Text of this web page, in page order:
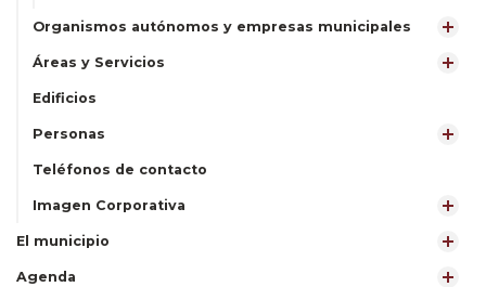
Organismos autónomos y empresas municipales
Áreas y Servicios
Edificios
Personas
Teléfonos de contacto
Imagen Corporativa
El municipio
Agenda